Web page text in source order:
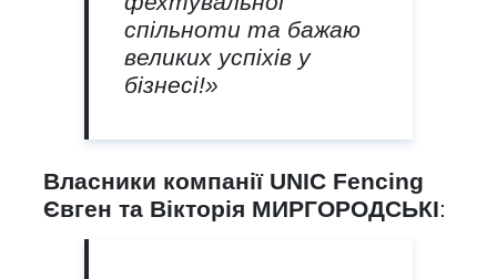
спільноти та бажаю
великих успіхів у
бізнесі!»
Власники компанії UNIC Fencing
Євген та Вікторія МИРГОРОДСЬКІ: